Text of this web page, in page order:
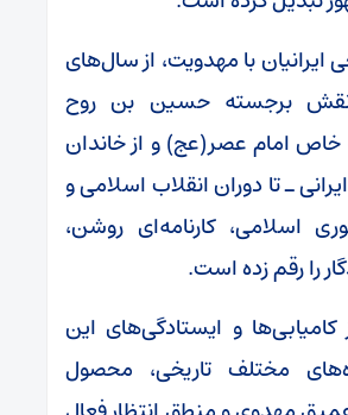
ایرانیان با مهدویت، از سال‌های
برجسته حسین بن روح
خاص امام عصر(عج) و از خاندان
ـ تا دوران انقلاب اسلامی و
اسلامی، کارنامه‌ای روشن،
را رقم زده است.
کامیابی‌ها و ایستادگی‌های این
مختلف تاریخی، محصول